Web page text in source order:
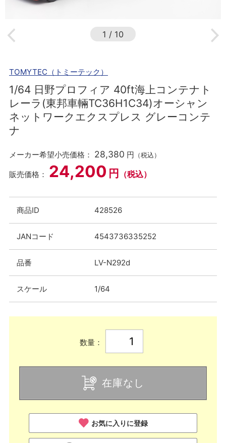
1 / 10
TOMYTEC（トミーテック）
1/64 日野プロフィア 40ft海上コンテナト
レーラ(東邦車輛TC36H1C34)オーシャン
ネットワークエクスプレス グレーコンテ
ナ
メーカー希望小売価格： 28,380 円 （税込）
販売価格： 24,200 円 （税込）
商品ID 428526
JANコード 4543736335252
品番 LV-N292d
スケール 1/64
数量：
在庫なし
お気に入りに登録